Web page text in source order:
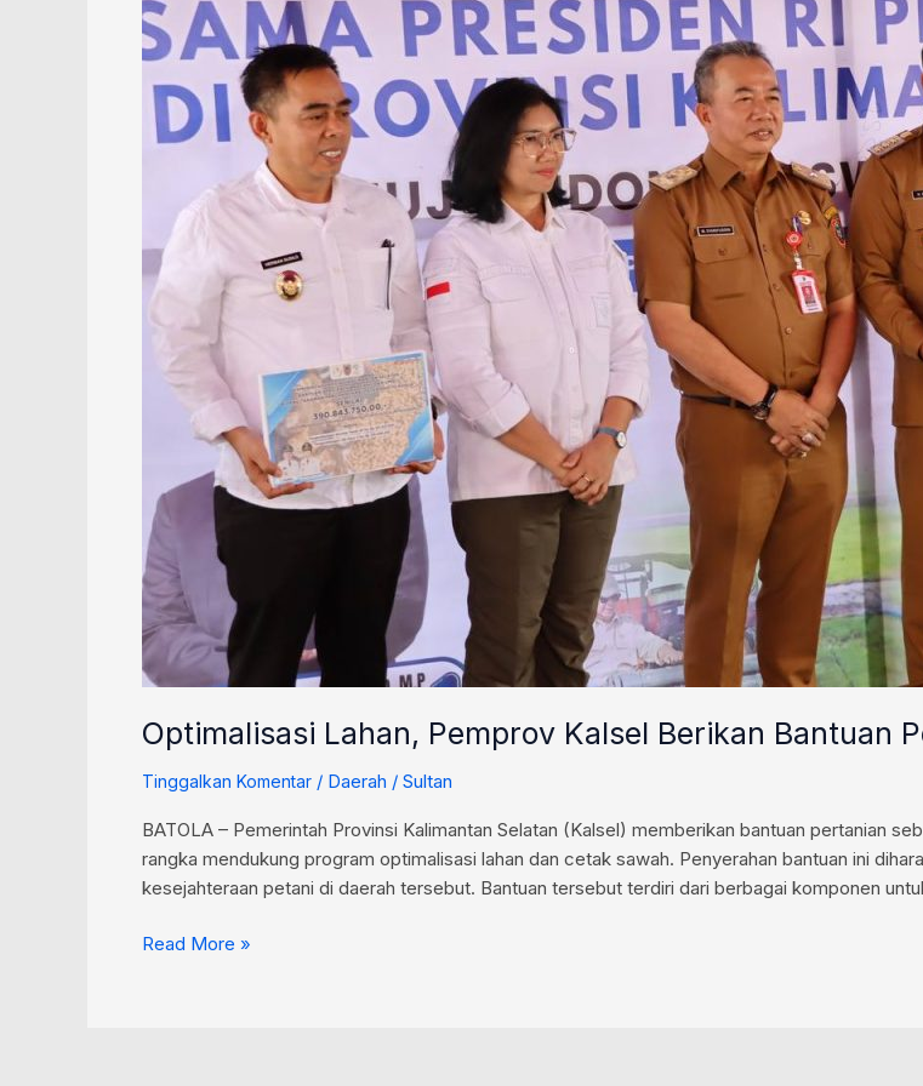
Optimalisasi Lahan, Pemprov Kalsel Berikan Bantuan
Tinggalkan Komentar / Daerah / Sultan
BATOLA – Pemerintah Provinsi Kalimantan Selatan (Kalsel) memberikan bantuan pertanian
rangka mendukung program optimalisasi lahan dan cetak sawah. Penyerahan bantuan ini
kesejahteraan petani di daerah tersebut. Bantuan tersebut terdiri dari berbagai komponen
Bantuan
Pertanian
M
ke
Read More »